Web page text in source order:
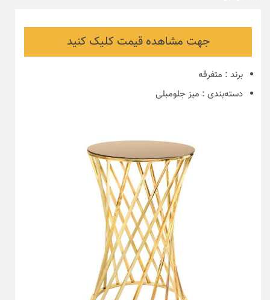
جهت مشاهده قیمت کلیک کنید
برند : متفرقه
دسته‌بندی : میز جلومبلی